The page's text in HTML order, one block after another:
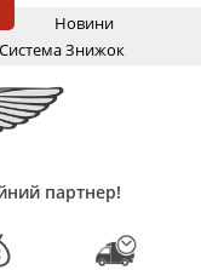
Новини
Система Знижок
партнер!